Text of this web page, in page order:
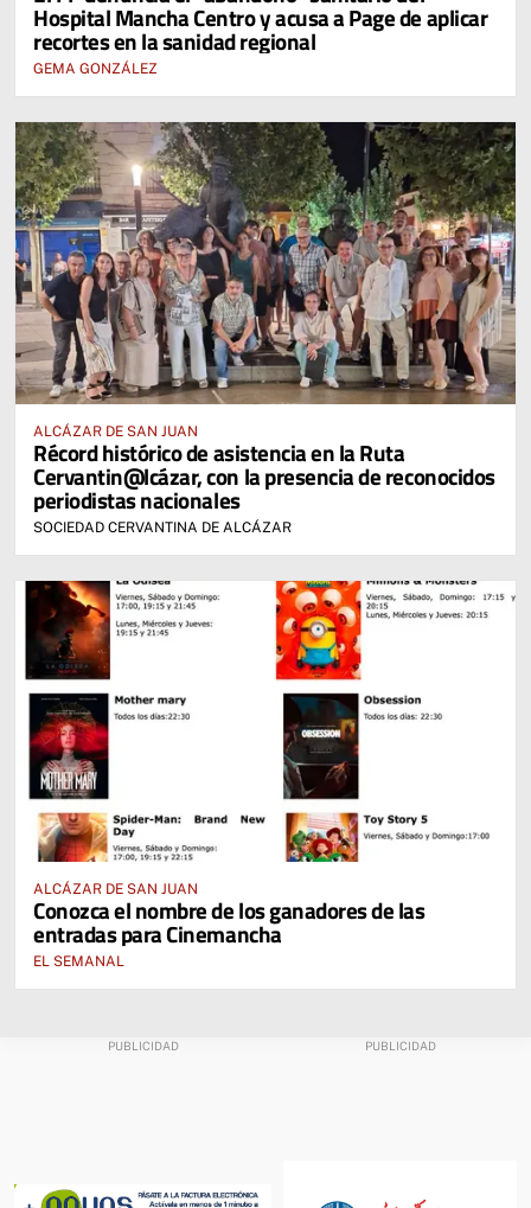
Hospital Mancha Centro y acusa a Page de aplicar
recortes en la sanidad regional
GEMA GONZÁLEZ
ALCÁZAR DE SAN JUAN
Récord histórico de asistencia en la Ruta
Cervantin@lcázar, con la presencia de reconocidos
periodistas nacionales
SOCIEDAD CERVANTINA DE ALCÁZAR
ALCÁZAR DE SAN JUAN
Conozca el nombre de los ganadores de las
entradas para Cinemancha
EL SEMANAL